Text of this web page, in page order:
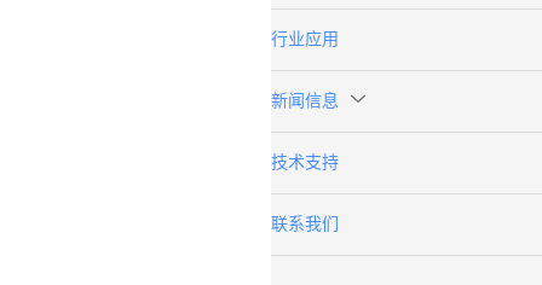
行业应用
新闻信息
技术支持
联系我们